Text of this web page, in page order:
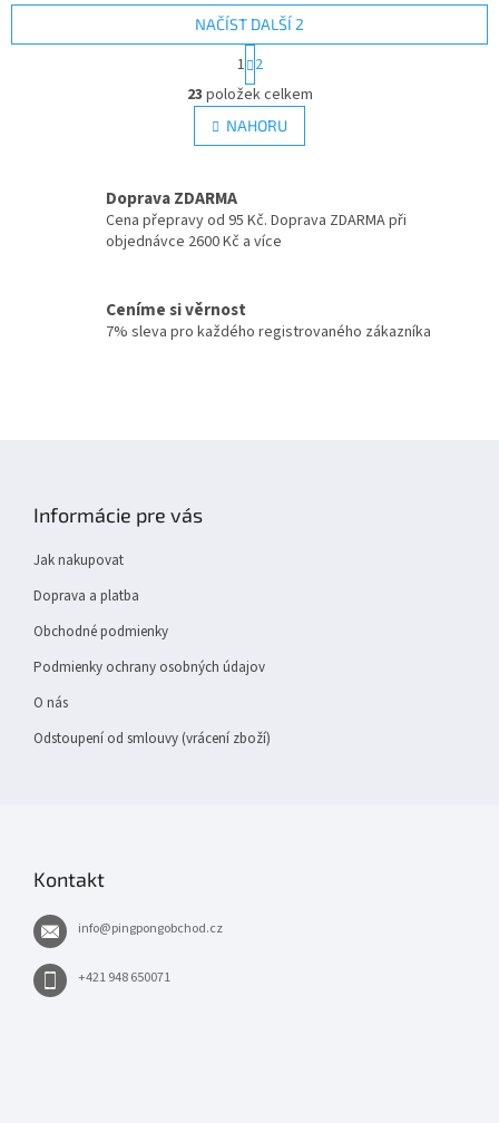
O
v
l
á
c
í
p
y
NAČÍST DALŠÍ 2
t
r
á
n
k
n
í
1 2
23 položek celkem
NAHORU
Doprava ZDARMA
Cena přepravy od 95 Kč. Doprava ZDARMA při
objednávce 2600 Kč a více
Ceníme si věrnost
7% sleva pro každého registrovaného zákazníka
Informácie pre vás
Jak nakupovat
Doprava a platba
Obchodné podmienky
Podmienky ochrany osobných údajov
O nás
Odstoupení od smlouvy (vrácení zboží)
Kontakt
info@pingpongobchod.cz
+421 948 650071